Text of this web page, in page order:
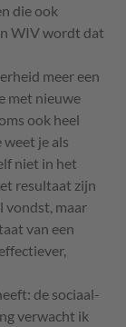
die ook
WIV wordt dat
meer een
met nieuwe
ook heel
je als
niet in het
resultaat zijn
vondst, maar
van een
de sociaal-
verwacht ik